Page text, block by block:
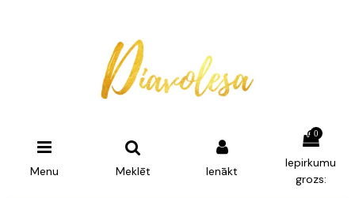
Menu Meklēt Ienākt
0
Iepirkumu
grozs: